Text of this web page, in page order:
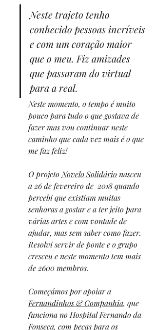
Neste trajeto tenho
conhecido pessoas incríveis
e com um coração maior
que o meu. Fiz amizades
que passaram do virtual
para a real.
Neste momento, o tempo é muito
pouco para tudo o que gostava de
fazer mas vou continuar neste
caminho que cada vez mais é o que
me faz feliz!
O projeto Novelo Solidário nasceu
a 26 de fevereiro de  2018 quando
percebi que existiam muitas
senhoras a gostar e a ter jeito para
várias artes e com vontade de
ajudar, mas sem saber como fazer.
Resolvi servir de ponte e o grupo
cresceu e neste momento tem mais
de 2600 membros.
Começámos por apoiar a
Fernandinhos & Companhia, que
funciona no Hospital Fernando da
Fonseca, com peças para os